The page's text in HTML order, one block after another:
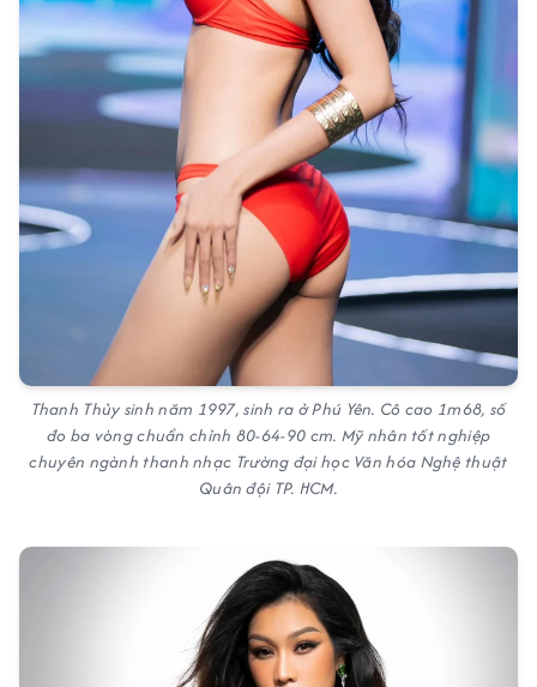
Thanh Thủy sinh năm 1997, sinh ra ở Phú Yên. Cô cao 1m68, số
đo ba vòng chuẩn chỉnh 80-64-90 cm. Mỹ nhân tốt nghiệp
chuyên ngành thanh nhạc Trường đại học Văn hóa Nghệ thuật
Quân đội TP. HCM.